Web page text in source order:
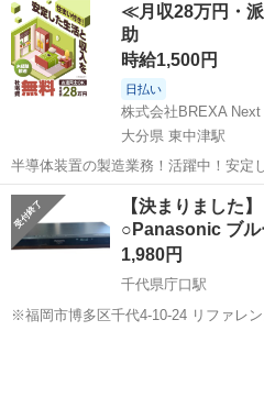
≪月収28万円・
助
時給1,500円
日払い
株式会社BREXA Next
大分県 東中津駅
半導体装置の製造業務！活躍中！安定
★赴任旅費会社負担◎20代～40代の男
給1,500円！《大分県中津市》 人気の工場のお仕事 ◇半導体装置内部
のシート製造◇ ＊クリー...
大分 東中津駅 その他
【決まりました】
○Panasonic ブ
1,980円
千代県庁口駅
※福岡市博多区千代4-10-24 リファレンスイーストパーク 1階テナント